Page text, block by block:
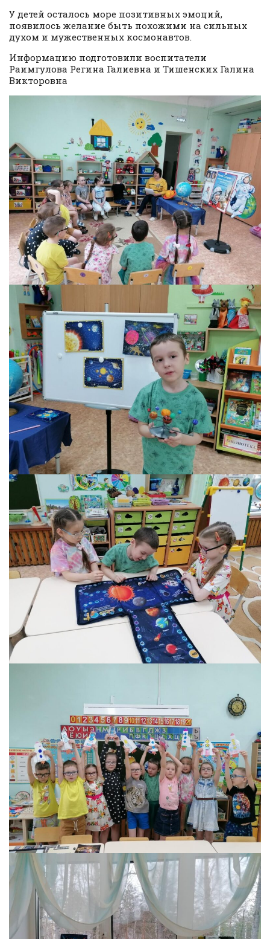
У детей осталось море позитивных эмоций,
появилось желание быть похожими на сильных
духом и мужественных космонавтов.
Информацию подготовили воспитатели
Раимгулова Регина Галиевна и Тишенских Галина
Викторовна